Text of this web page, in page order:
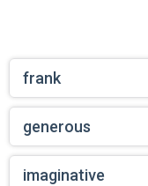
frank
generous
imaginative